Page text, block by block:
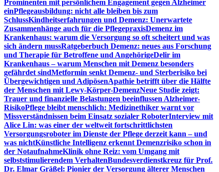
Prominenten mit persönlichem Engagement gegen Alzheimer
einPflegeausbildung: nicht alle bleiben bis zum
SchlussKindheitserfahrungen und Demenz: Unerwartete
Zusammenhänge auch für die PflegepraxisDemenz im
Krankenhaus: warum die Versorgung so oft scheitert und was
sich ändern mussRatgeberbuch Demenz: neues aus Forschung
und Therapie für Betroffene und AngehörigeDelir im
Krankenhaus – warum Menschen mit Demenz besonders
gefährdet sindMetformin senkt Demenz- und Sterberisiko bei
Übergewichtigen und AdipösenApathie betrifft über die Hälfte
der Menschen mit Lewy-Körper-DemenzNeue Studie zeigt:
Trauer und finanzielle Belastungen beeinflussen Alzheimer-
RisikoPflege bleibt menschlich: Medizinethiker warnt vor
Missverständnissen beim Einsatz sozialer RoboterInterview mit
Alice Lin: was einer der weltweit fortschrittlichsten
Versorgungsroboter im Dienste der Pflege derzeit kann – und
was nichtKünstliche Intelligenz erkennt Demenzrisiko schon in
der NotaufnahmeKlinik ohne Reiz: vom Umgang mit
selbststimulierendem VerhaltenBundesverdienstkreuz für Prof.
Dr. Elmar Gräßel: Pionier der Versorgung älterer Menschen